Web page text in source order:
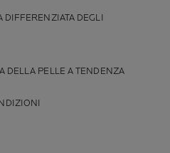
DIFFERENZIATA DEGLI
DELLA PELLE A TENDENZA